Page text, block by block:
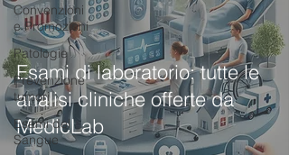
Convenzioni
e Promozioni
Patologie
Prevenzione
tumori
Esami del
Sangue
Esami di laboratorio: tutte le
analisi cliniche offerte da
MedicLab